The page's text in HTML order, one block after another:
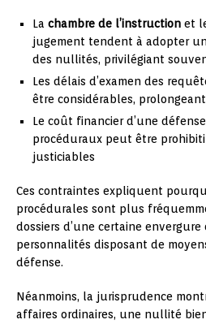
La chambre de l’instruction et
jugement tendent à adopter
des nullités, privilégiant
Les délais d’examen des
être considérables,
Le coût financier d’une
procéduraux peut être
justiciables
Ces contraintes expliquent
procédurales sont plus
dossiers d’une certaine
personnalités disposant de
défense.
Néanmoins, la jurisprudence
affaires ordinaires, une nullité